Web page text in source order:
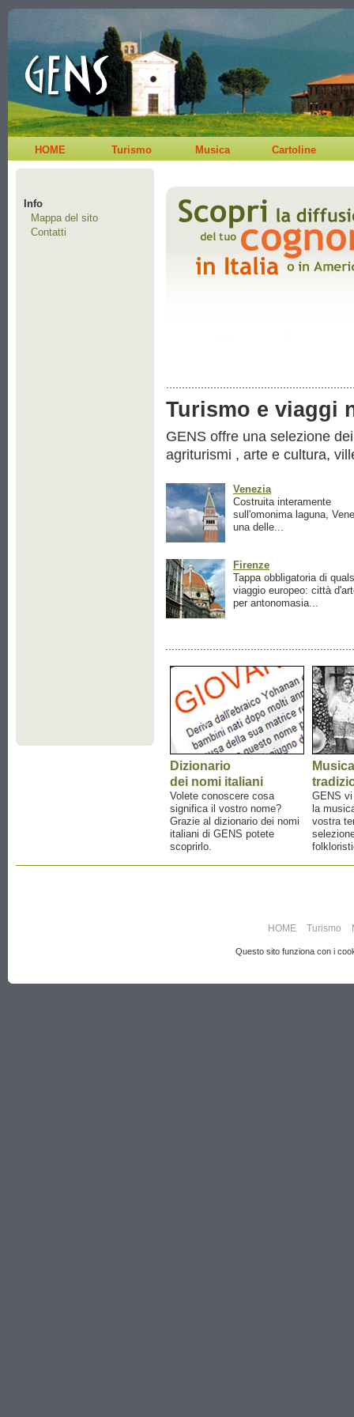
HOME Turismo Musica Cartoline
Info
Mappa del sito
Contatti
Turismo e viaggi
GENS offre una selezione
agriturismi , arte e cultura,
Venezia
Costruita interamente
sull'omonima laguna,
una delle...
Firenze
Tappa obbligatoria di
viaggio europeo: città
per antonomasia...
Dizionario
dei nomi italiani
Volete conoscere cosa
significa il vostro nome?
Grazie al dizionario dei nomi
italiani di GENS potete
scoprirlo.
Musica
GENS
la
vostra
HOME Turismo
Questo sito funziona con i